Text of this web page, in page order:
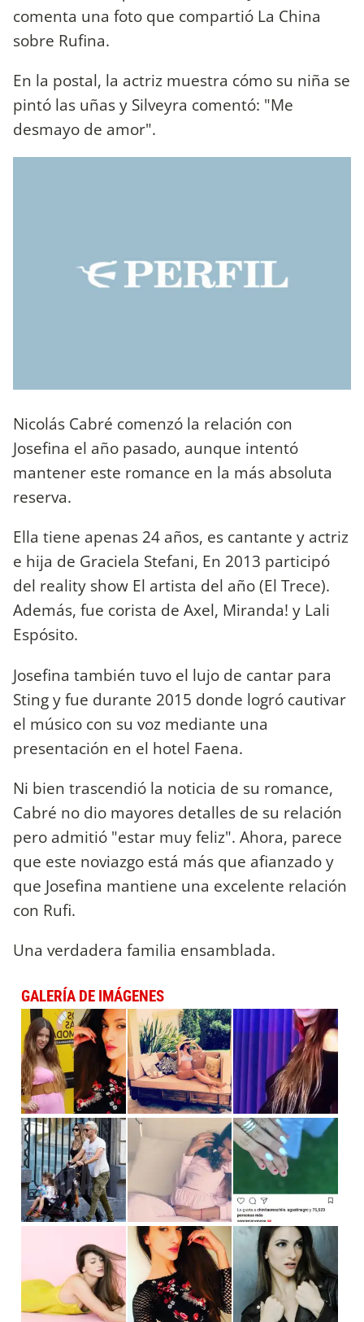
comenta una foto que compartió La China
sobre Rufina.
En la postal, la actriz muestra cómo su niña se
pintó las uñas y Silveyra comentó: "Me
desmayo de amor".
Nicolás Cabré comenzó la relación con
Josefina el año pasado, aunque intentó
mantener este romance en la más absoluta
reserva.
Ella tiene apenas 24 años, es cantante y actriz
e hija de Graciela Stefani, En 2013 participó
del reality show El artista del año (El Trece).
Además, fue corista de Axel, Miranda! y Lali
Espósito.
Josefina también tuvo el lujo de cantar para
Sting y fue durante 2015 donde logró cautivar
el músico con su voz mediante una
presentación en el hotel Faena.
Ni bien trascendió la noticia de su romance,
Cabré no dio mayores detalles de su relación
pero admitió "estar muy feliz". Ahora, parece
que este noviazgo está más que afianzado y
que Josefina mantiene una excelente relación
con Rufi.
Una verdadera familia ensamblada.
GALERÍA DE IMÁGENES